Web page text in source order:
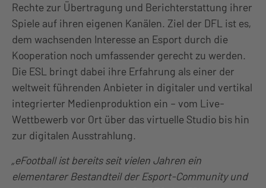
Rechte zur Übertragung und Berichterstattung ihrer
Spiele auf ihren eigenen Kanälen. Ziel der DFL ist es,
dem wachsenden Interesse an Esport durch die
Kooperation noch umfassender gerecht zu werden.
Die ESL bringt dabei ihre Erfahrung als einer der
weltweit führenden Anbieter in digitaler und vertikal
integrierter Medienproduktion ein – vom Live-
Wettbewerb vor Ort über das virtuelle Studio bis hin
zur digitalen Ausstrahlung.
„eFootball ist bereits seit vielen Jahren ein
elementarer Bestandteil der Esport-Community und